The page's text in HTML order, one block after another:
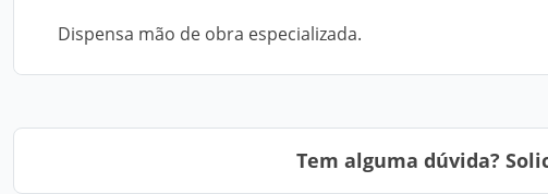
Dispensa mão de obra especializada.
Tem alguma dúvida?